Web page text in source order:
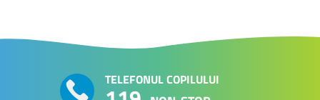
TELEFONUL COPILULUI